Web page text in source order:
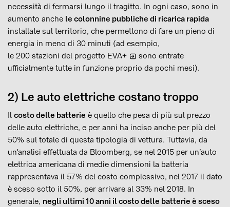
necessità di fermarsi lungo il tragitto. In ogni caso, sono in
aumento anche le colonnine pubbliche di ricarica rapida
installate sul territorio, che permettono di fare un pieno di
energia in meno di 30 minuti (ad esempio,
le 200 stazioni del progetto EVA+
sono entrate
ufficialmente tutte in funzione proprio da pochi mesi).
2) Le auto elettriche costano troppo
Il costo delle batterie è quello che pesa di più sul prezzo
delle auto elettriche, e per anni ha inciso anche per più del
50% sul totale di questa tipologia di vettura. Tuttavia, da
un'analisi effettuata da Bloomberg, se nel 2015 per un’auto
elettrica americana di medie dimensioni la batteria
rappresentava il 57% del costo complessivo, nel 2017 il dato
è sceso sotto il 50%, per arrivare al 33% nel 2018. In
generale, negli ultimi 10 anni il costo delle batterie è sceso